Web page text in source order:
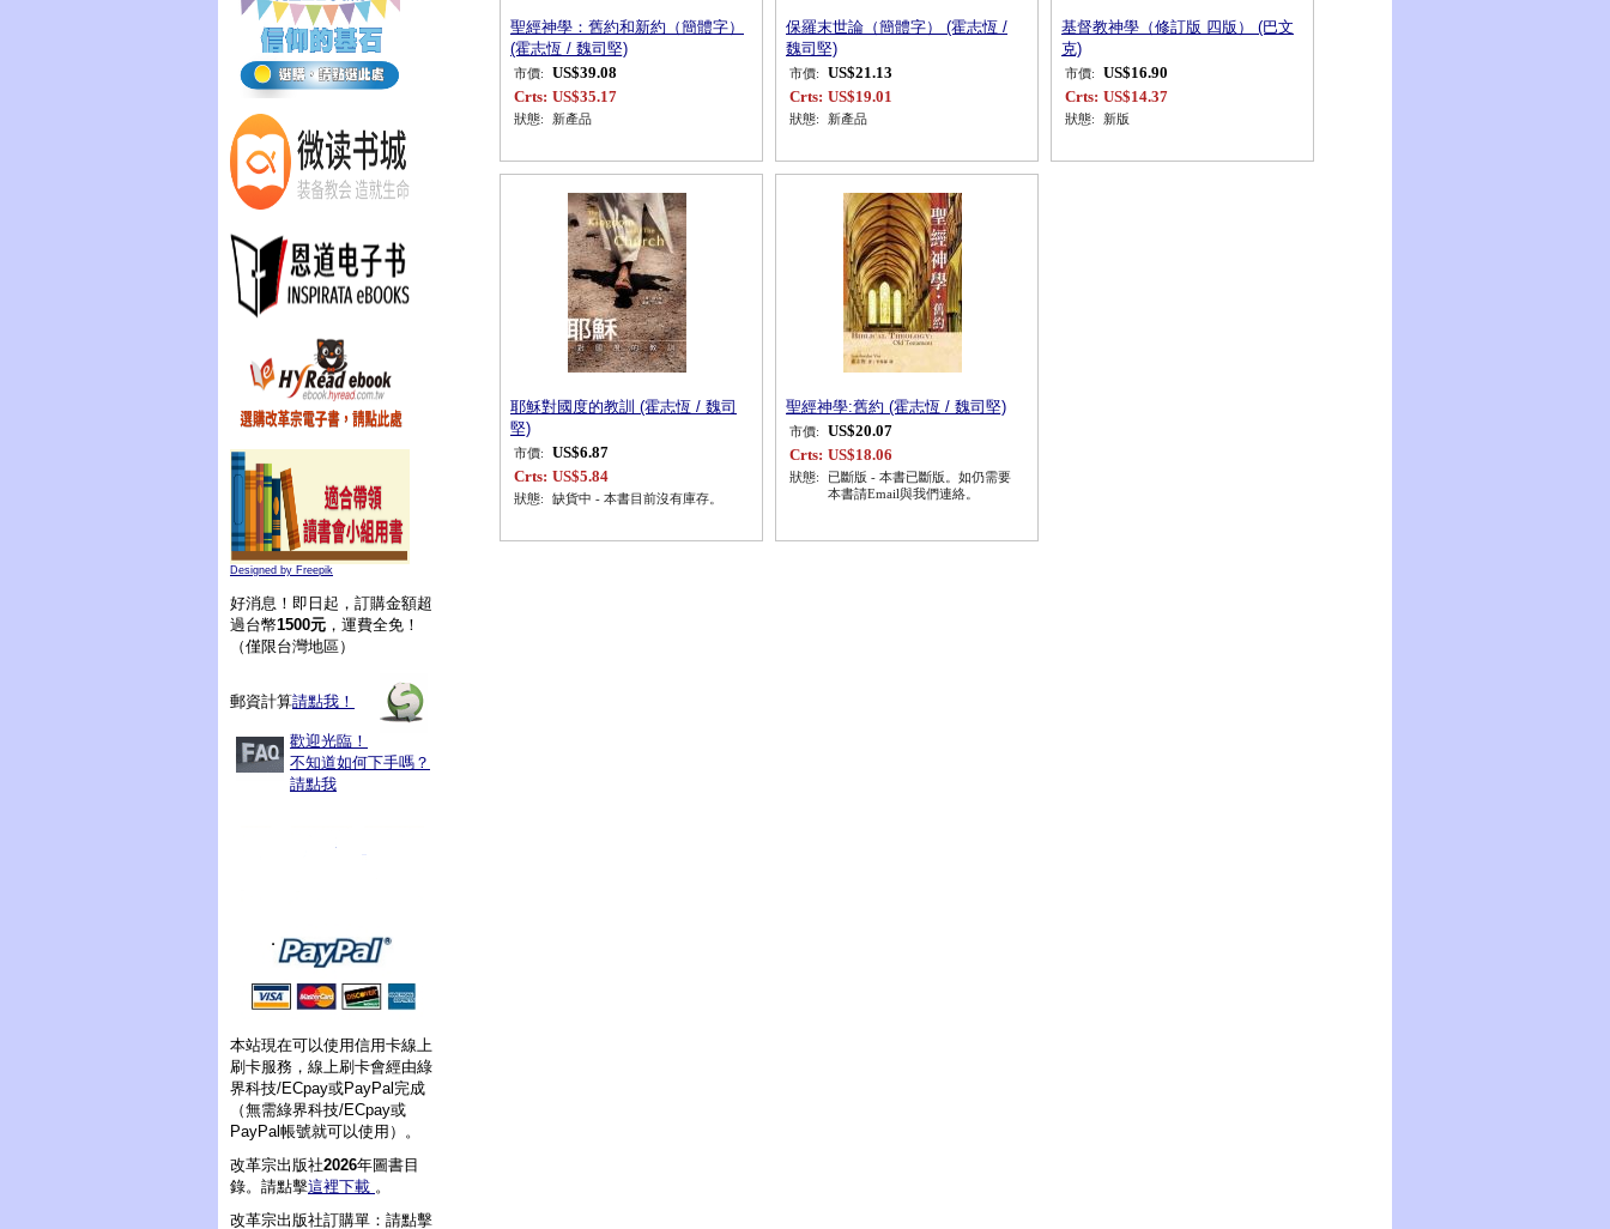
Designed by Freepik
好消息！即日起，訂購金額超
過台幣1500元 ，運費全免！
（僅限台灣地區）
郵資計算請點我！
歡迎光臨！
不知道如何下手嗎？
請點我
本站現在可以使用信用卡線上
刷卡服務，線上刷卡會經由綠
界科技/ECpay或PayPal完成
（無需綠界科技/ECpay或
PayPal帳號就可以使用）。
改革宗出版社2026年圖書目
錄。請點擊這裡下載 。
改革宗出版社訂購單：請點擊
聖經神學：舊約和新約（簡體字）
(霍志恆 / 魏司堅)
市價:
US$39.08
Crts: US$35.17
狀態: 新產品
保羅末世論（簡體字） (霍志恆 /
魏司堅)
市價:
US$21.13
Crts: US$19.01
狀態: 新產品
基督教神學（修訂版 四版） (巴文
克)
市價:
US$16.90
Crts: US$14.37
狀態: 新版
耶穌對國度的教訓 (霍志恆 / 魏司
堅)
市價:
US$6.87
Crts: US$5.84
狀態: 缺貨中 - 本書目前沒有庫存。
聖經神學:舊約 (霍志恆 / 魏司堅)
市價:
US$20.07
Crts: US$18.06
狀態:
已斷版 - 本書已斷版。如仍需要
本書請Email與我們連絡。